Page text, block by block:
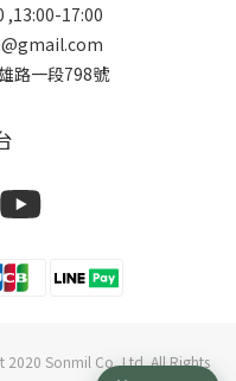
,13:00-17:00
路一段798號
Sonmil Co.,Ltd. All Rights